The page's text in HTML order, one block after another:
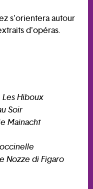
s'orientera autour
d'opéras.
Les Hiboux
Soir
Mainacht
Nozze di Figaro